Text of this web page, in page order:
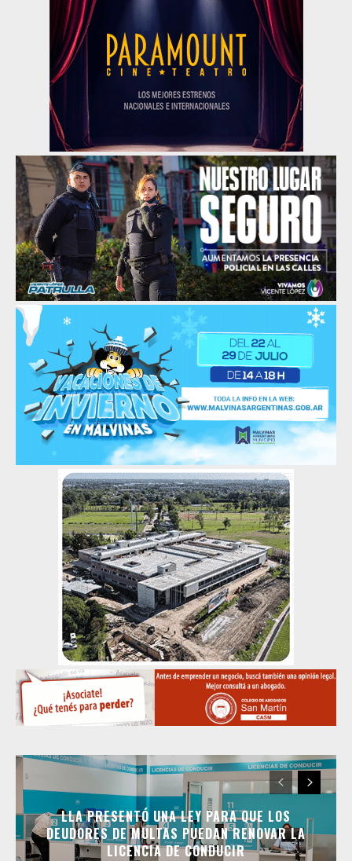
LLA PRESENTÓ UNA LEY PARA QUE LOS
DEUDORES DE MULTAS PUEDAN RENOVAR LA
LICENCIA DE CONDUCIR